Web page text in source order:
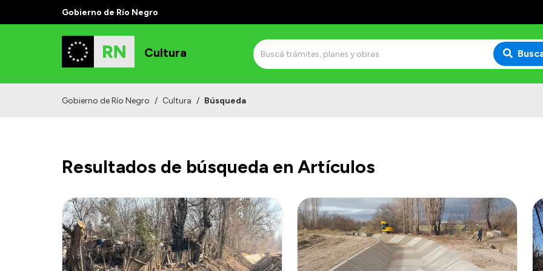
Gobierno de Río Negro
Cultura
Gobierno de Río Negro / Cultura / Búsqueda
Resultados de búsqueda en Artículos